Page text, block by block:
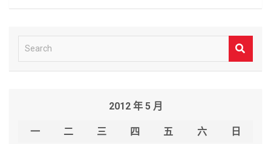
e
2012 年 5 月
一 二 三 四 五 六
日